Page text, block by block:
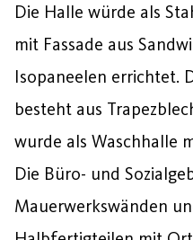
Die Halle würde als
mit Fassade aus
Isopaneelen errichtet.
besteht aus
wurde als Waschhalle
Die Büro- und
Mauerwerkswänden